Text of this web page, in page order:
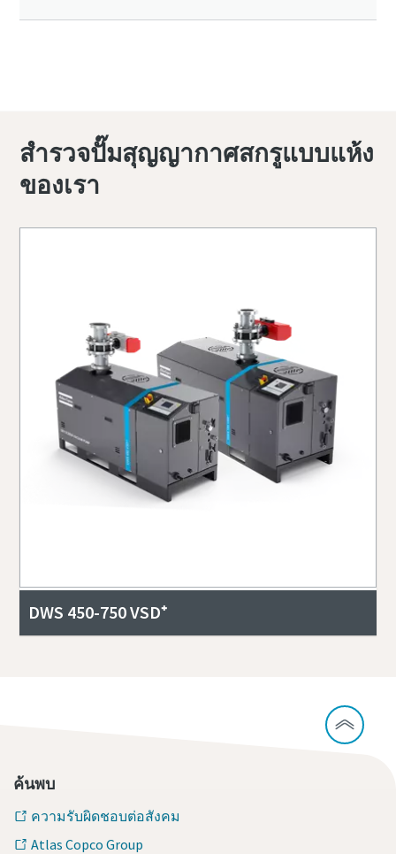
สำรวจปั๊มสุญญากาศสกรูแบบแห้ง
ของเรา
DWS 450-750 VSD⁺
ค้นพบ
ความรับผิดชอบต่อสังคม
Atlas Copco Group